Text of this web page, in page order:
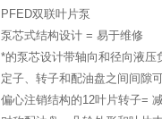
PFED双联叶片泵
泵芯式结构设计 = 易于维修
*的泵芯设计带轴向和径向液压
定子、转子和配油盘之间间隙
偏心注销结构的12叶片转子=